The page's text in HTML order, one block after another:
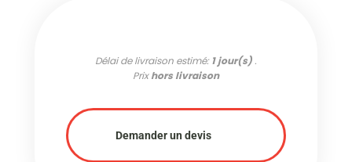
Délai de livraison estimé:1 jour(s) .
Prixhors livraison
Demander un devis